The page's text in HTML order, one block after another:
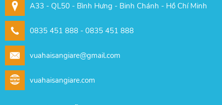
A33 - QL50 - Bình Hưng - Binh Chánh - Hồ Chí Minh
0835 451 888 - 0835 451 888
vuahaisangiare@gmail.com
vuahaisangiare.com